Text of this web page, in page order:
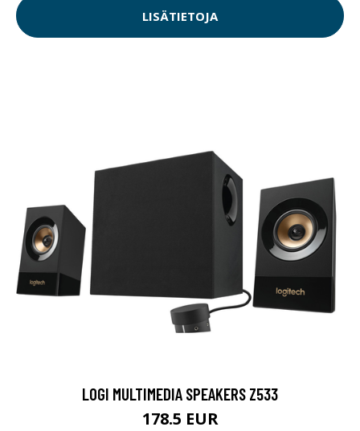
LISÄTIETOJA
LOGI MULTIMEDIA SPEAKERS Z533
178.5 EUR